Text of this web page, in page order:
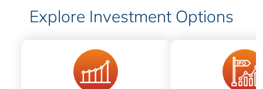
Explore Investment Options